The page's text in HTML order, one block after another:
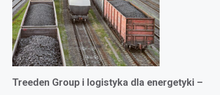
Treeden Group i logistyka dla energetyki –